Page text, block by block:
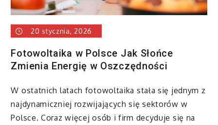
20 stycznia, 2026
Fotowoltaika w Polsce Jak Słońce
Zmienia Energię w Oszczędności
W ostatnich latach fotowoltaika stała się jednym z
najdynamiczniej rozwijających się sektorów w
Polsce. Coraz więcej osób i firm decyduje się na